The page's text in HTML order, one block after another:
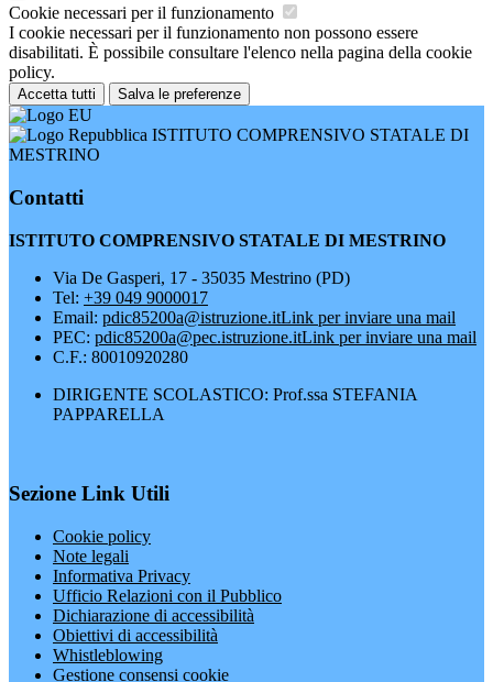
Cookie necessari per il funzionamento
I cookie necessari per il funzionamento non possono essere
disabilitati. È possibile consultare l'elenco nella pagina della cookie
policy.
Accetta tutti Salva le preferenze
ISTITUTO COMPRENSIVO STATALE DI
MESTRINO
Contatti
ISTITUTO COMPRENSIVO STATALE DI MESTRINO
Via De Gasperi, 17 - 35035 Mestrino (PD)
Tel: +39 049 9000017
Email: pdic85200a@istruzione.itLink per inviare una mail
PEC: pdic85200a@pec.istruzione.itLink per inviare una mail
C.F.: 80010920280
DIRIGENTE SCOLASTICO: Prof.ssa STEFANIA
PAPPARELLA
Sezione Link Utili
Cookie policy
Note legali
Informativa Privacy
Ufficio Relazioni con il Pubblico
Dichiarazione di accessibilità
Obiettivi di accessibilità
Whistleblowing
Gestione consensi cookie